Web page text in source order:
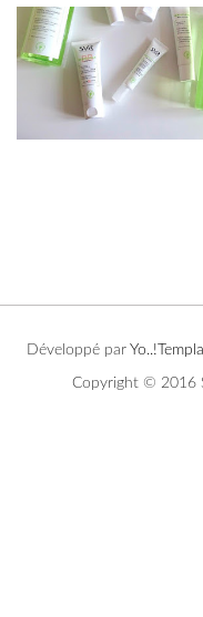
Développé par
Copyright © 2016